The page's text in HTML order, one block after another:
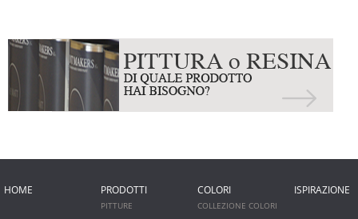
HOME PRODOTTI
PITTURE
COLORI
COLLEZIONE COLORI
ISPIRAZIONE